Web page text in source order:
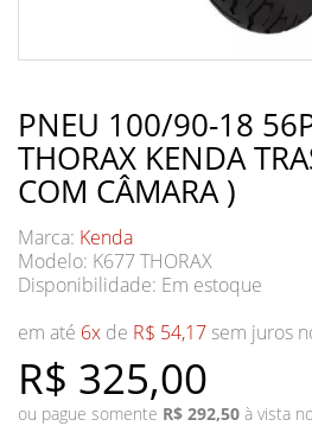
PNEU 100/90-18
THORAX KENDA
COM CÂMARA )
Marca: Kenda
Modelo: K677 THORAX
Disponibilidade: Em estoque
R$ 325,00
em até 6x de R$ 54,17 sem juros
ou pague somente R$ 292,50 à vista